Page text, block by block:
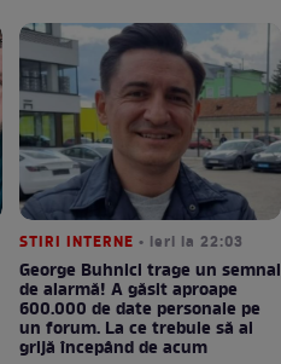
STIRI INTERNE • ieri la 22:03
George Buhnici trage un semnal
de alarmă! A găsit aproape
600.000 de date personale pe
un forum. La ce trebuie să ai
grijă începând de acum